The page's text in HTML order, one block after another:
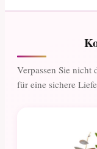
Verpassen Sie nicht
für eine sichere